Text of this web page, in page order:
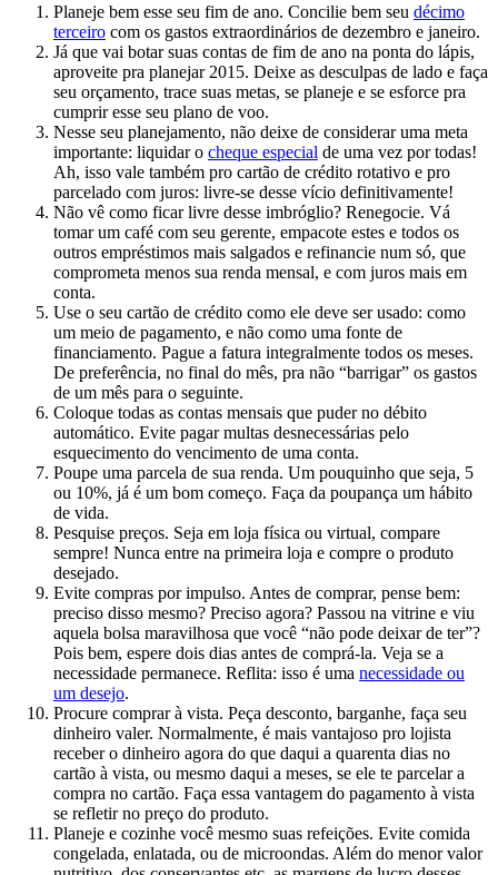
Planeje bem esse seu fim de ano. Concilie bem seu décimo
terceiro com os gastos extraordinários de dezembro e janeiro.
Já que vai botar suas contas de fim de ano na ponta do lápis,
aproveite pra planejar 2015. Deixe as desculpas de lado e faça
seu orçamento, trace suas metas, se planeje e se esforce pra
cumprir esse seu plano de voo.
Nesse seu planejamento, não deixe de considerar uma meta
importante: liquidar o cheque especial de uma vez por todas!
Ah, isso vale também pro cartão de crédito rotativo e pro
parcelado com juros: livre-se desse vício definitivamente!
Não vê como ficar livre desse imbróglio? Renegocie. Vá
tomar um café com seu gerente, empacote estes e todos os
outros empréstimos mais salgados e refinancie num só, que
comprometa menos sua renda mensal, e com juros mais em
conta.
Use o seu cartão de crédito como ele deve ser usado: como
um meio de pagamento, e não como uma fonte de
financiamento. Pague a fatura integralmente todos os meses.
De preferência, no final do mês, pra não “barrigar” os gastos
de um mês para o seguinte.
Coloque todas as contas mensais que puder no débito
automático. Evite pagar multas desnecessárias pelo
esquecimento do vencimento de uma conta.
Poupe uma parcela de sua renda. Um pouquinho que seja, 5
ou 10%, já é um bom começo. Faça da poupança um hábito
de vida.
Pesquise preços. Seja em loja física ou virtual, compare
sempre! Nunca entre na primeira loja e compre o produto
desejado.
Evite compras por impulso. Antes de comprar, pense bem:
preciso disso mesmo? Preciso agora? Passou na vitrine e viu
aquela bolsa maravilhosa que você “não pode deixar de ter”?
Pois bem, espere dois dias antes de comprá-la. Veja se a
necessidade permanece. Reflita: isso é uma necessidade ou
um desejo.
Procure comprar à vista. Peça desconto, barganhe, faça seu
dinheiro valer. Normalmente, é mais vantajoso pro lojista
receber o dinheiro agora do que daqui a quarenta dias no
cartão à vista, ou mesmo daqui a meses, se ele te parcelar a
compra no cartão. Faça essa vantagem do pagamento à vista
se refletir no preço do produto.
Planeje e cozinhe você mesmo suas refeições. Evite comida
congelada, enlatada, ou de microondas. Além do menor valor